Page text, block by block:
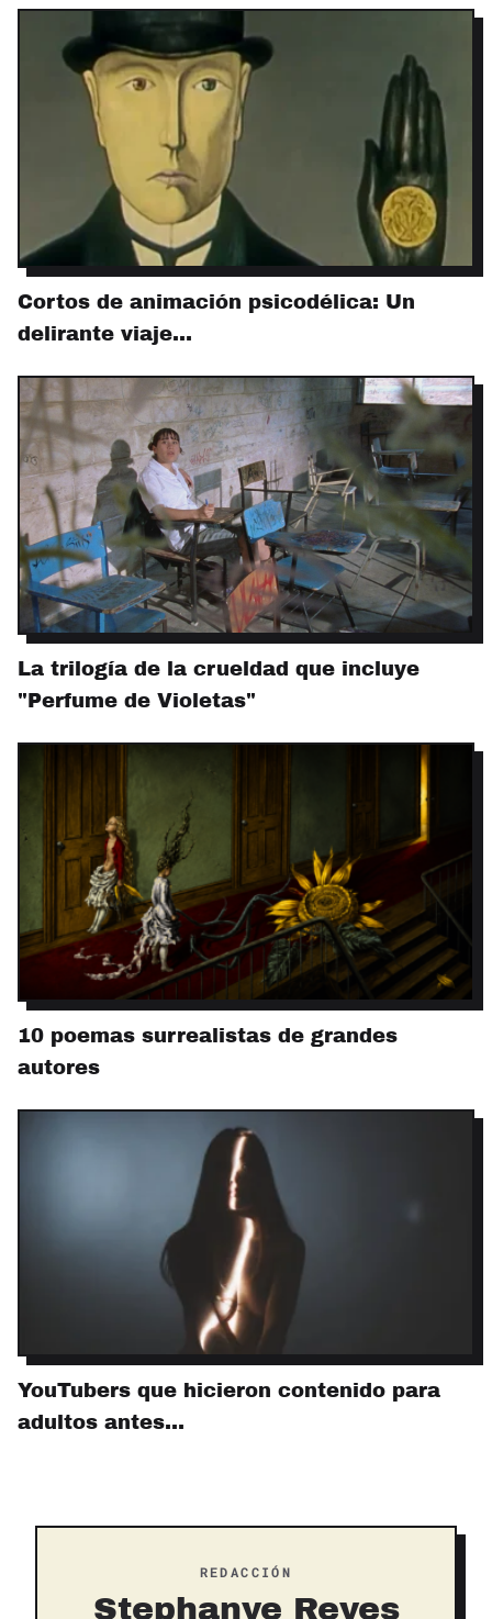
Cortos de animación psicodélica: Un
delirante viaje…
La trilogía de la crueldad que incluye
"Perfume de Violetas"
10 poemas surrealistas de grandes
autores
YouTubers que hicieron contenido para
adultos antes…
REDACCIÓN
Stephanye Reyes